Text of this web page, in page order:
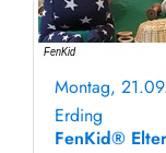
Montag,
Erding
FenKid®